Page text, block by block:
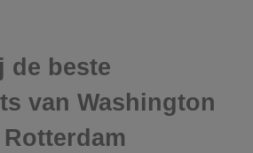
de beste
van Washington